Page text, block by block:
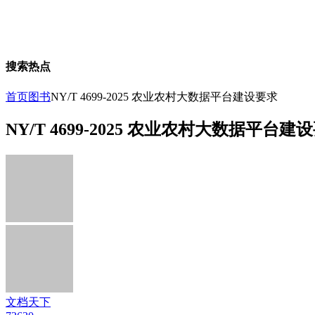
搜索热点
首页图书NY/T 4699-2025 农业农村大数据平台建设要求
NY/T 4699-2025 农业农村大数据平台建
文档天下